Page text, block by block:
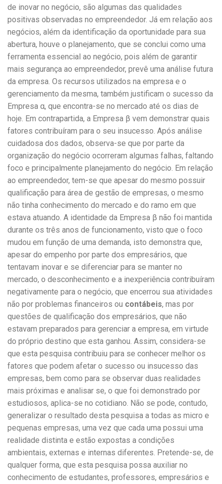
de inovar no negócio, são algumas das qualidades
positivas observadas no empreendedor. Já em relação aos
negócios, além da identificação da oportunidade para sua
abertura, houve o planejamento, que se conclui como uma
ferramenta essencial ao negócio, pois além de garantir
mais segurança ao empreendedor, prevê uma análise futura
da empresa. Os recursos utilizados na empresa e o
gerenciamento da mesma, também justificam o sucesso da
Empresa α, que encontra-se no mercado até os dias de
hoje. Em contrapartida, a Empresa β vem demonstrar quais
fatores contribuíram para o seu insucesso. Após análise
cuidadosa dos dados, observa-se que por parte da
organização do negócio ocorreram algumas falhas, faltando
foco e principalmente planejamento do negócio. Em relação
ao empreendedor, tem-se que apesar do mesmo possuir
qualificação para área de gestão de empresas, o mesmo
não tinha conhecimento do mercado e do ramo em que
estava atuando. A identidade da Empresa β não foi mantida
durante os três anos de funcionamento, visto que o foco
mudou em função de uma demanda, isto demonstra que,
apesar do empenho por parte dos empresários, que
tentavam inovar e se diferenciar para se manter no
mercado, o desconhecimento e a inexperiência contribuíram
negativamente para o negócio, que encerrou sua atividades
não por problemas financeiros ou contábeis, mas por
questões de qualificação dos empresários, que não
estavam preparados para gerenciar a empresa, em virtude
do próprio destino que esta ganhou. Assim, considera-se
que esta pesquisa contribuiu para se conhecer melhor os
fatores que podem afetar o sucesso ou insucesso das
empresas, bem como para se observar duas realidades
mais próximas e analisar se, o que foi demonstrado por
estudiosos, aplica-se no cotidiano. Não se pode, contudo,
generalizar o resultado desta pesquisa a todas as micro e
pequenas empresas, uma vez que cada uma possui uma
realidade distinta e estão expostas a condições
ambientais, externas e internas diferentes. Pretende-se, de
qualquer forma, que esta pesquisa possa auxiliar no
conhecimento de estudantes, professores, empresários e